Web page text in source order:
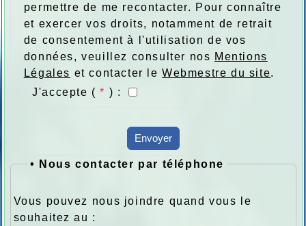
permettre de me recontacter. Pour connaître
et exercer vos droits, notamment de retrait
de consentement à l'utilisation de vos
données, veuillez consulter nos Mentions
Légales et contacter leWebmestre du site.
J'accepte ( * ) :
Envoyer
• Nous contacter par téléphone
Vous pouvez nous joindre quand vous le
souhaitez au :